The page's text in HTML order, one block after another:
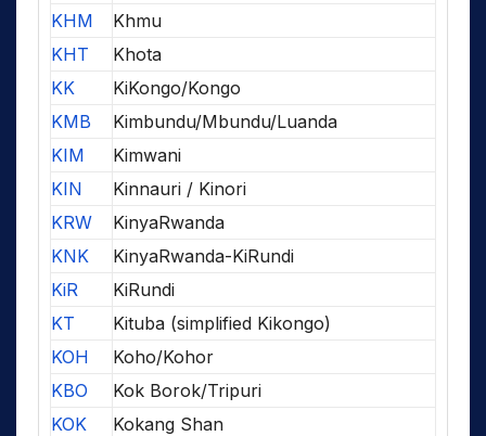
KHM
Khmu
KHT
Khota
KK
KiKongo/Kongo
KMB
Kimbundu/Mbundu/Luanda
KIM
Kimwani
KIN
Kinnauri / Kinori
KRW
KinyaRwanda
KNK
KinyaRwanda-KiRundi
KiR
KiRundi
KT
Kituba (simplified Kikongo)
KOH
Koho/Kohor
KBO
Kok Borok/Tripuri
KOK
Kokang Shan